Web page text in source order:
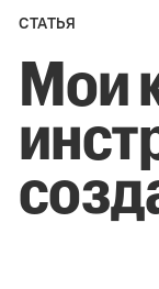
СТАТЬЯ
Мои